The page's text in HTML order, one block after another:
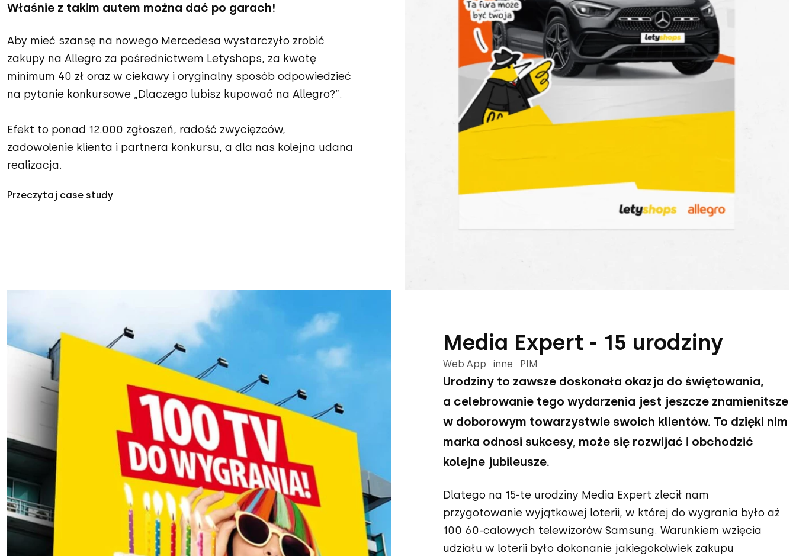
Właśnie z takim autem można dać po garach!
Aby mieć szansę na nowego Mercedesa wystarczyło zrobić
zakupy na Allegro za pośrednictwem Letyshops, za kwotę
minimum 40 zł oraz w ciekawy i oryginalny sposób odpowiedzieć
na pytanie konkursowe „Dlaczego lubisz kupować na Allegro?”.
Efekt to ponad 12.000 zgłoszeń, radość zwycięzców,
zadowolenie klienta i partnera konkursu, a dla nas kolejna udana
realizacja.
Przeczytaj case study
Media Expert - 15 urodziny
Web App inne PIM
Urodziny to zawsze doskonała okazja do świętowania,
a celebrowanie tego wydarzenia jest jeszcze znamienitsze
w doborowym towarzystwie swoich klientów. To dzięki nim
marka odnosi sukcesy, może się rozwijać i obchodzić
kolejne jubileusze.
Dlatego na 15-te urodziny Media Expert zlecił nam
przygotowanie wyjątkowej loterii, w której do wygrania było aż
100 60-calowych telewizorów Samsung. Warunkiem wzięcia
udziału w loterii było dokonanie jakiegokolwiek zakupu